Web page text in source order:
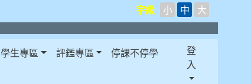
字級 小 中 大
學生專區 評鑑專區 停課不停學
登
入